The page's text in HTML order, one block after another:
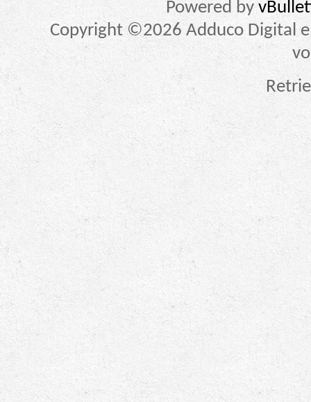
Powered by
Copyright ©2026 Adduco Digital